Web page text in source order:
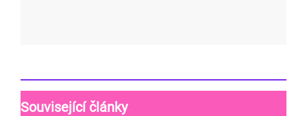
Související články